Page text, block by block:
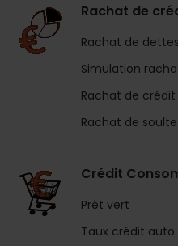
Rachat de
Rachat de dettes
Simulation
Rachat de
Rachat de soulte
Crédit
Prêt vert
Taux crédit auto